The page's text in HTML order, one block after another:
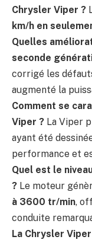
Chrysler Viper ?
km/h en
Quelles
seconde
corrigé les
augmenté la
Comment se
Viper ? La Viper
ayant été
performance et
Quel est le
? Le moteur
à 3600 tr/min,
conduite
La Chrysler